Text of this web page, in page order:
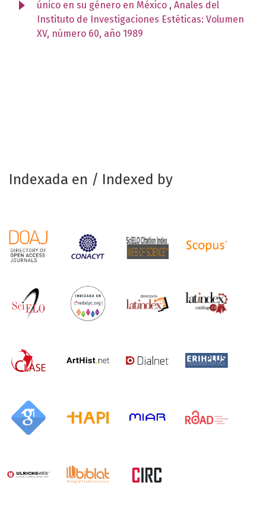
único en su género en México , Anales del
Instituto de Investigaciones Estéticas: Volumen
XV, número 60, año 1989
Indexada en / Indexed by